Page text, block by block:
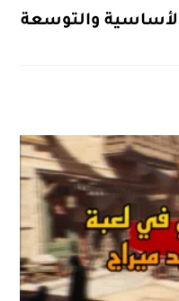
والتوسعة